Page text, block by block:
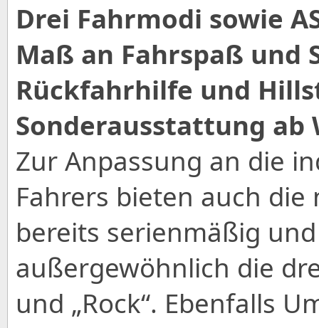
Drei Fahrmodi sowie
Maß an Fahrspaß und
Rückfahrhilfe und
Sonderausstattung ab
Zur Anpassung an die
Fahrers bieten auch die
bereits serienmäßig
außergewöhnlich die
und „Rock“. Ebenfalls